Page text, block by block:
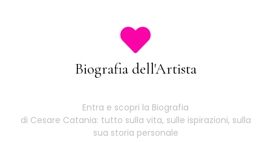
Biografia dell'Artista
Entra e scopri la Biografia
di Cesare Catania: tutto sulla vita, sulle ispirazioni, sulla
sua storia personale